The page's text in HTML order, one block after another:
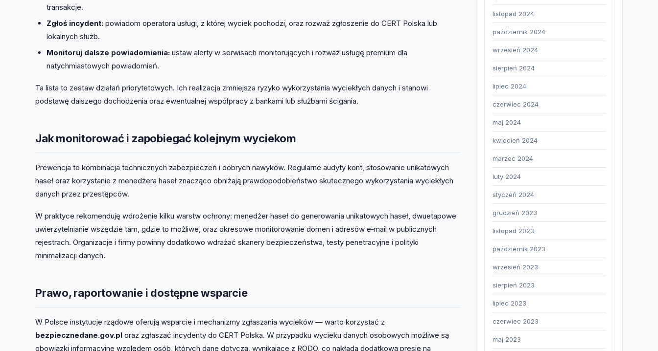
transakcje.
Zgłoś incydent:powiadom operatora usługi, z której wyciek pochodzi, oraz rozważ zgłoszenie do CERT Polska lub
lokalnych służb.
Monitoruj dalsze powiadomienia:ustaw alerty w serwisach monitorujących i rozważ usługę premium dla
natychmiastowych powiadomień.
Ta lista to zestaw działań priorytetowych. Ich realizacja zmniejsza ryzyko wykorzystania wyciekłych danych i stanowi
podstawę dalszego dochodzenia oraz ewentualnej współpracy z bankami lub służbami ścigania.
Jak monitorować i zapobiegać kolejnym wyciekom
Prewencja to kombinacja technicznych zabezpieczeń i dobrych nawyków. Regularne audyty kont, stosowanie unikatowych
haseł oraz korzystanie z menedżera haseł znacząco obniżają prawdopodobieństwo skutecznego wykorzystania wyciekłych
danych przez przestępców.
W praktyce rekomenduję wdrożenie kilku warstw ochrony: menedżer haseł do generowania unikatowych haseł, dwuetapowe
uwierzytelnianie wszędzie tam, gdzie to możliwe, oraz okresowe monitorowanie domen i adresów e‑mail w publicznych
rejestrach. Organizacje i firmy powinny dodatkowo wdrażać skanery bezpieczeństwa, testy penetracyjne i polityki
minimalizacji danych.
Prawo, raportowanie i dostępne wsparcie
W Polsce instytucje rządowe oferują wsparcie i mechanizmy zgłaszania wycieków — warto korzystać z
bezpiecznedane.gov.pl oraz zgłaszać incydenty do CERT Polska. W przypadku wycieku danych osobowych możliwe są
obowiązki informacyjne względem osób, których dane dotyczą, wynikające z RODO, co nakłada dodatkową presję na
listopad 2024
październik 2024
wrzesień 2024
sierpień 2024
lipiec 2024
czerwiec 2024
maj 2024
kwiecień 2024
marzec 2024
luty 2024
styczeń 2024
grudzień 2023
listopad 2023
październik 2023
wrzesień 2023
sierpień 2023
lipiec 2023
czerwiec 2023
maj 2023